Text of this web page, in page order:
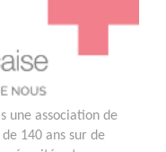
une association de
140 ans sur de